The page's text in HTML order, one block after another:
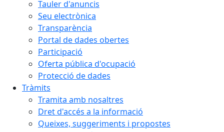
Tauler d'anuncis
Seu electrònica
Transparència
Portal de dades obertes
Participació
Oferta pública d'ocupació
Protecció de dades
Tràmits
Tramita amb nosaltres
Dret d'accés a la informació
Queixes, suggeriments i propostes